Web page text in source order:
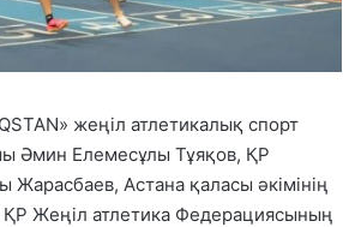
жеңіл атлетикалық спорт
Әмин Елемесұлы Тұяқов, ҚР
Астана қаласы әкімінің
Жеңіл атлетика Федерациясының